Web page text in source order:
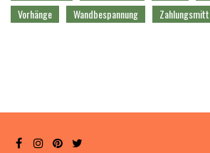
Vorhänge
Wandbespannung